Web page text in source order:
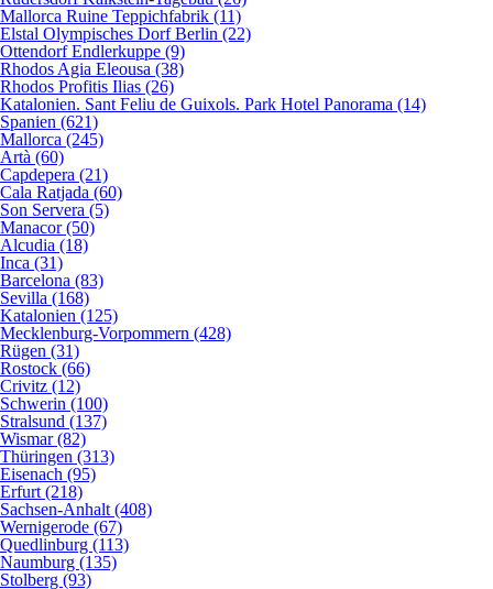
Mallorca Ruine Teppichfabrik (11)
Elstal Olympisches Dorf Berlin (22)
Ottendorf Endlerkuppe (9)
Rhodos Agia Eleousa (38)
Rhodos Profitis Ilias (26)
Katalonien. Sant Feliu de Guixols. Park Hotel Panorama (14)
Spanien (621)
Mallorca (245)
Artà (60)
Capdepera (21)
Cala Ratjada (60)
Son Servera (5)
Manacor (50)
Alcudia (18)
Inca (31)
Barcelona (83)
Sevilla (168)
Katalonien (125)
Mecklenburg-Vorpommern (428)
Rügen (31)
Rostock (66)
Crivitz (12)
Schwerin (100)
Stralsund (137)
Wismar (82)
Thüringen (313)
Eisenach (95)
Erfurt (218)
Sachsen-Anhalt (408)
Wernigerode (67)
Quedlinburg (113)
Naumburg (135)
Stolberg (93)